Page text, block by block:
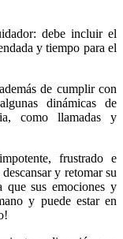
debe incluir el
y tiempo para el
de cumplir con
dinámicas de
como llamadas y
frustrado e
y retomar su
que sus emociones y
y puede estar en